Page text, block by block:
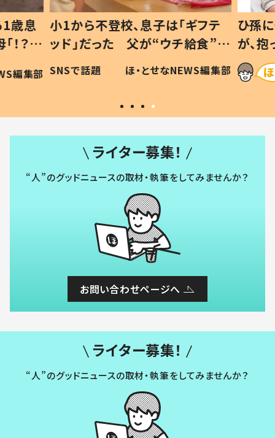
歳息
？」
編集部
小1から不登校、息子は「ギフテ
ッド」だった 父が“ウチ給食”を
作り続ける理由とは #令和の親
#令和の子
SNSで話題 ほ・とせなNEWS編集部
ひ孫
が、
「涙
い」
ライター募集！
“人”のグッドニュースの取材・執筆をしてみませんか？
お問い合わせページへ
ライター募集！
“人”のグッドニュースの取材・執筆をしてみませんか？